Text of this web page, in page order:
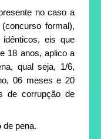
no caso a
formal),
eis que
18 anos, aplico a
qual seja, 1/6,
06 meses e 20
de corrupção de
de pena.